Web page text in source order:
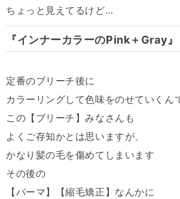
ちょっと見えてるけど…
『インナーカラーのPink＋Gray』
定番のブリーチ後に
カラーリングして色味をのせていくん
この【ブリーチ】みなさんも
よくご存知かとは思いますが、
かなり髪の毛を傷めてしまいます
その後の
【パーマ】【縮毛矯正】なんかに